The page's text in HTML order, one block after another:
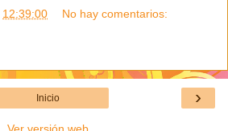
12:39:00 No hay comentarios:
›
Inicio
Ver versión web